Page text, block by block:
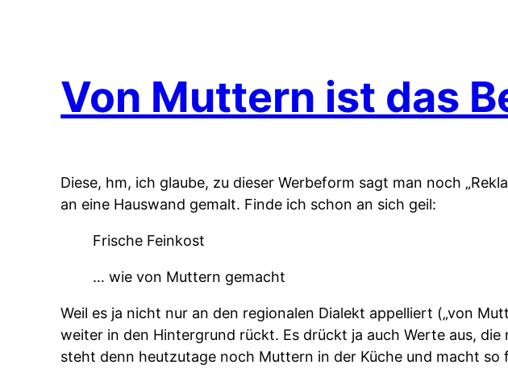
Von Muttern ist das
Diese, hm, ich glaube, zu dieser Werbeform sagt man noch
an eine Hauswand gemalt. Finde ich schon an sich geil:
Frische Feinkost
… wie von Muttern gemacht
Weil es ja nicht nur an den regionalen Dialekt appelliert („von
weiter in den Hintergrund rückt. Es drückt ja auch Werte aus,
steht denn heutzutage noch Muttern in der Küche und macht so